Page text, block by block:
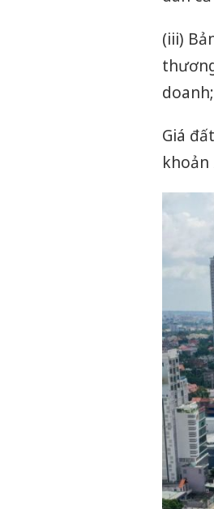
(iii)
Giá
khoản